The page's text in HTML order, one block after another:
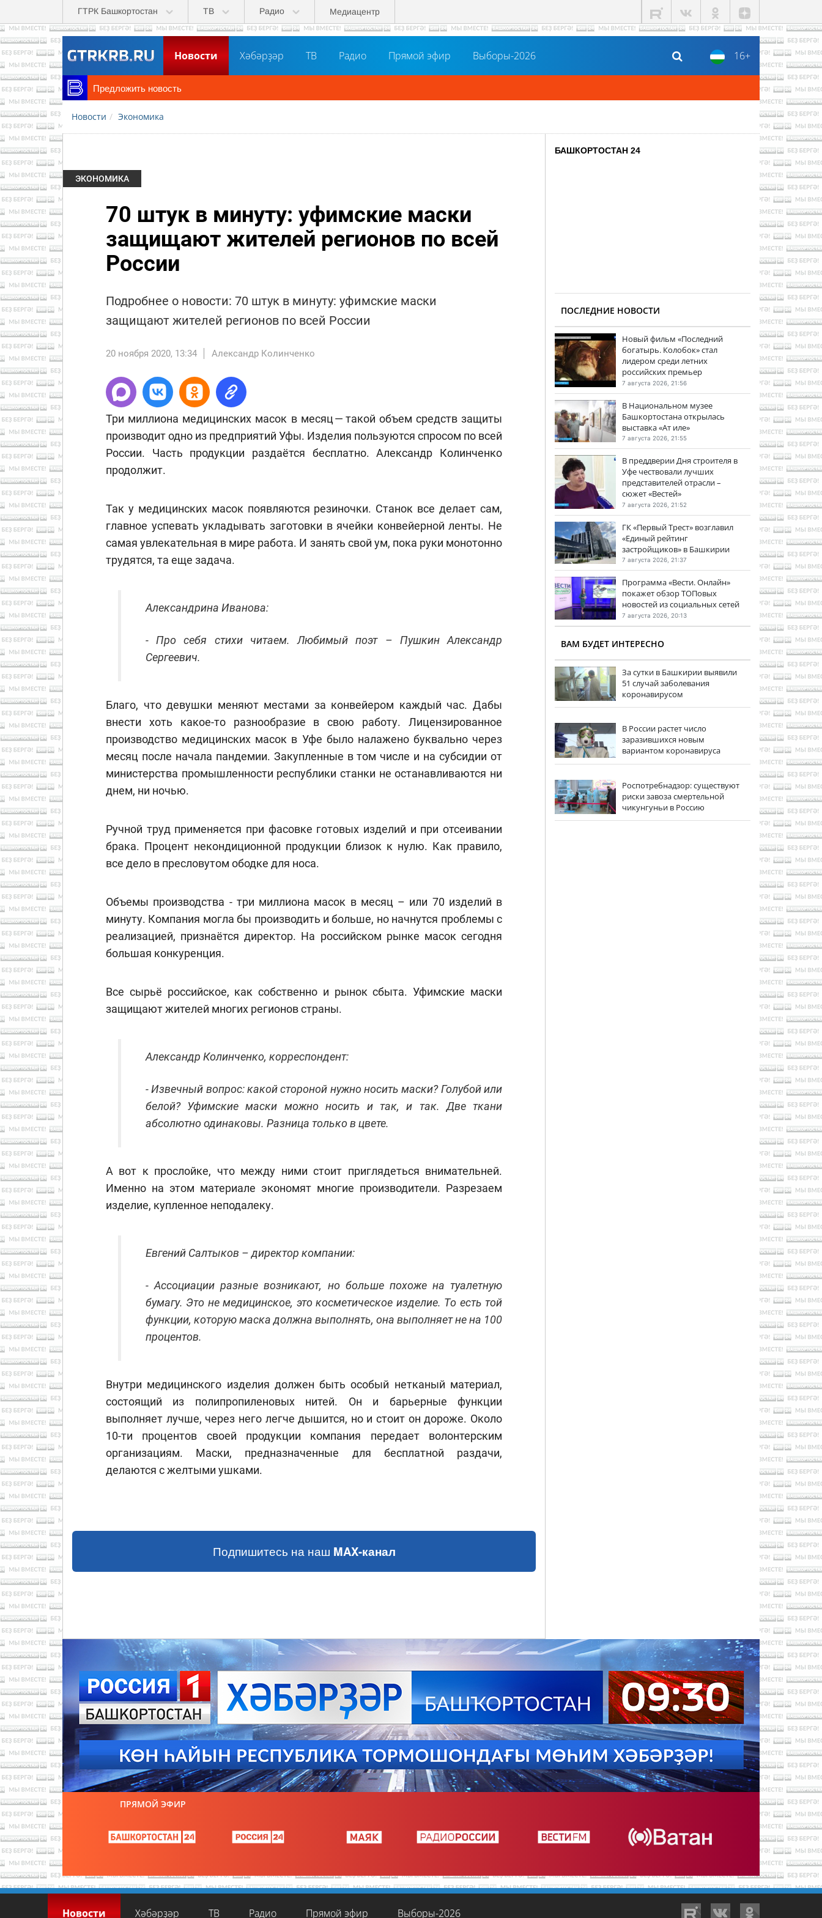
Перейти к основному содержанию
ГТРК Башкортостан ТВ Радио Медиацентр
16+
Новости Хәбәрҙәр ТВ Радио Прямой эфир Выборы-2026
Предложить новость
Новости Экономика
ЭКОНОМИКА
70 штук в минуту: уфимские маски
защищают жителей регионов по всей
России
Подробнее о новости: 70 штук в минуту: уфимские маски
защищают жителей регионов по всей России
20 ноября 2020, 13:34 Александр Колинченко
Три миллиона медицинских масок в месяц — такой объем средств защиты
производит одно из предприятий Уфы. Изделия пользуются спросом по всей
России. Часть продукции раздаётся бесплатно. Александр Колинченко
продолжит.
Так у медицинских масок появляются резиночки. Станок все делает сам,
главное успевать укладывать заготовки в ячейки конвейерной ленты. Не
самая увлекательная в мире работа. И занять свой ум, пока руки монотонно
трудятся, та еще задача.
Александрина Иванова:
- Про себя стихи читаем. Любимый поэт – Пушкин Александр
Сергеевич.
Благо, что девушки меняют местами за конвейером каждый час. Дабы
внести хоть какое-то разнообразие в свою работу. Лицензированное
производство медицинских масок в Уфе было налажено буквально через
месяц после начала пандемии. Закупленные в том числе и на субсидии от
министерства промышленности республики станки не останавливаются ни
днем, ни ночью.
Ручной труд применяется при фасовке готовых изделий и при отсеивании
брака. Процент некондиционной продукции близок к нулю. Как правило,
все дело в пресловутом ободке для носа.
Объемы производства - три миллиона масок в месяц – или 70 изделий в
минуту. Компания могла бы производить и больше, но начнутся проблемы с
реализацией, признаётся директор. На российском рынке масок сегодня
большая конкуренция.
Все сырьё российское, как собственно и рынок сбыта. Уфимские маски
защищают жителей многих регионов страны.
Александр Колинченко, корреспондент:
- Извечный вопрос: какой стороной нужно носить маски? Голубой или
белой? Уфимские маски можно носить и так, и так. Две ткани
абсолютно одинаковы. Разница только в цвете.
А вот к прослойке, что между ними стоит приглядеться внимательней.
Именно на этом материале экономят многие производители. Разрезаем
изделие, купленное неподалеку.
Евгений Салтыков – директор компании:
- Ассоциации разные возникают, но больше похоже на туалетную
бумагу. Это не медицинское, это косметическое изделие. То есть той
функции, которую маска должна выполнять, она выполняет не на 100
процентов.
Внутри медицинского изделия должен быть особый нетканый материал,
состоящий из полипропиленовых нитей. Он и барьерные функции
выполняет лучше, через него легче дышится, но и стоит он дороже. Около
10-ти процентов своей продукции компания передает волонтерским
организациям. Маски, предназначенные для бесплатной раздачи,
делаются с желтыми ушками.
Подпишитесь на наш MAX-канал
БАШКОРТОСТАН 24
ПОСЛЕДНИЕ НОВОСТИ
Новый фильм «Последний
богатырь. Колобок» стал
лидером среди летних
российских премьер
7 августа 2026, 21:56
В Национальном музее
Башкортостана открылась
выставка «Ат иле»
7 августа 2026, 21:55
В преддверии Дня строителя в
Уфе чествовали лучших
представителей отрасли –
сюжет «Вестей»
7 августа 2026, 21:52
ГК «Первый Трест» возглавил
«Единый рейтинг
застройщиков» в Башкирии
7 августа 2026, 21:37
Программа «Вести. Онлайн»
покажет обзор ТОПовых
новостей из социальных сетей
7 августа 2026, 20:13
ВАМ БУДЕТ ИНТЕРЕСНО
За сутки в Башкирии выявили
51 случай заболевания
коронавирусом
В России растет число
заразившихся новым
вариантом коронавируса
Роспотребнадзор: существуют
риски завоза смертельной
чикунгуньи в Россию
ПРЯМОЙ ЭФИР
Новости Хәбәрҙәр ТВ Радио Прямой эфир Выборы-2026